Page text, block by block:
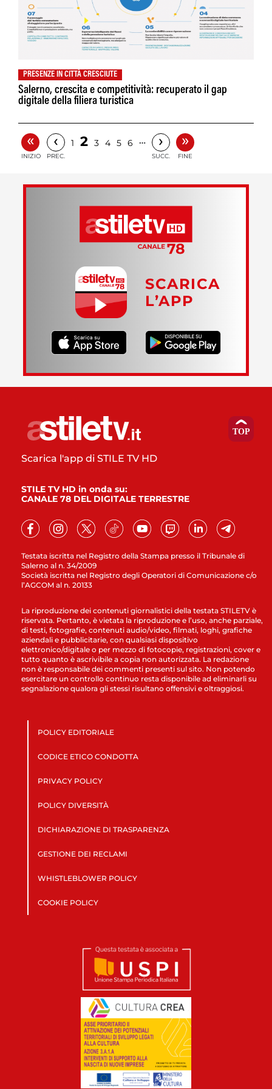
PRESENZE IN CITTÀ CRESCIUTE
Salerno, crescita e competitività: recuperato il gap
digitale della filiera turistica
«
INIZIO
‹
PREC.
1 2 3 4 5 6 … ›
SUCC.
»
FINE
SCARICA
L’APP
Testata iscritta nel Registro della Stampa presso il Tribunale di
Salerno al n. 34/2009
Società iscritta nel Registro degli Operatori di Comunicazione c/o
l’AGCOM al n. 20133
Scarica l'app di STILE TV HD
STILE TV HD in onda su:
CANALE 78 DEL DIGITALE TERRESTRE
La riproduzione dei contenuti giornalistici della testata STILETV è
riservata. Pertanto, è vietata la riproduzione e l’uso, anche parziale,
di testi, fotografie, contenuti audio/video, filmati, loghi, grafiche
aziendali e pubblicitarie, con qualsiasi dispositivo
elettronico/digitale o per mezzo di fotocopie, registrazioni, cover e
tutto quanto è ascrivibile a copia non autorizzata. La redazione
non è responsabile dei commenti presenti sul sito. Non potendo
esercitare un controllo continuo resta disponibile ad eliminarli su
segnalazione qualora gli stessi risultano offensivi e oltraggiosi.
POLICY EDITORIALE
CODICE ETICO CONDOTTA
PRIVACY POLICY
POLICY DIVERSITÀ
DICHIARAZIONE DI TRASPARENZA
GESTIONE DEI RECLAMI
WHISTLEBLOWER POLICY
COOKIE POLICY